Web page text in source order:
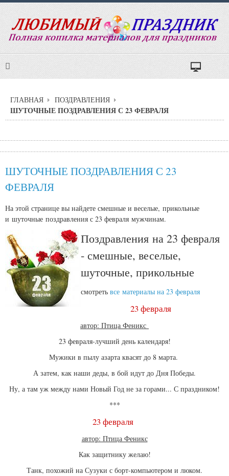
ГЛАВНАЯ ПОЗДРАВЛЕНИЯ
ШУТОЧНЫЕ ПОЗДРАВЛЕНИЯ С 23 ФЕВРАЛЯ
ШУТОЧНЫЕ ПОЗДРАВЛЕНИЯ С 23
ФЕВРАЛЯ
На этой странице вы найдете смешные и веселые, прикольные
и шуточные поздравления с 23 февраля мужчинам.
Поздравления на 23 февраля
- смешные, веселые,
шуточные, прикольные
смотреть все материалы на 23 февраля
23 февраля
автор: Птица Феникс
23 февраля-лучший день календаря!
Мужики в пылу азарта квасят до 8 марта.
А затем, как наши деды, в бой идут до Дня Победы.
Ну, а там уж между нами Новый Год не за горами... С праздником!
***
23 февраля
автор: Птица Феникс
Как защитнику желаю!
Танк, похожий на Сузуки с борт-компьютером и люком.